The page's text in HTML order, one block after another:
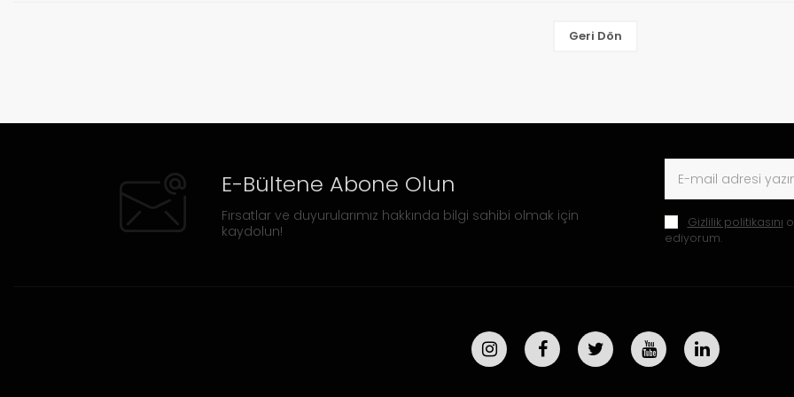
Geri Dön
E-Bültene Abone Olun
Fırsatlar ve duyurularımız hakkında bilgi sahibi olmak için
kaydolun!
Gizlilik politikasını
ediyorum.